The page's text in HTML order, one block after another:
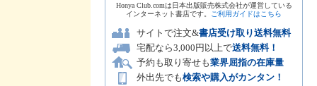
Honya Club.comは日本出版販売株式会社が運営している
インターネット書店です。
ご利用ガイドはこちら
サイトで注文&書店受け取り送料無料
宅配なら3,000円以上で送料無料！
予約も取り寄せも業界屈指の在庫量
外出先でも検索や購入がカンタン！